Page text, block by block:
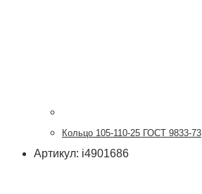
Кольцо 105-110-25 ГОСТ 9833-73
Артикул: i4901686